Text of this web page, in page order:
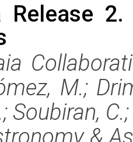
Release
M.;
Soubiran,
&